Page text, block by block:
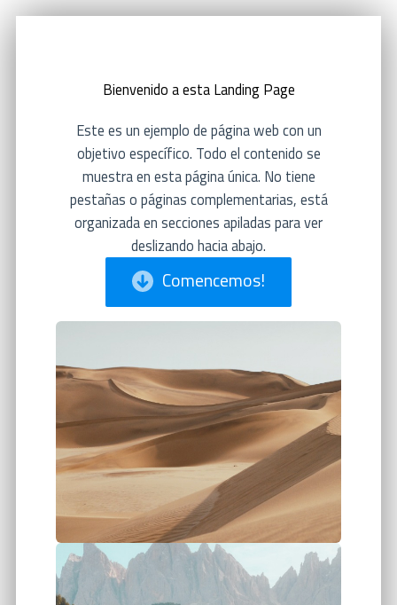
Bienvenido a esta Landing Page
Este es un ejemplo de página web con un
objetivo específico. Todo el contenido se
muestra en esta página única. No tiene
pestañas o páginas complementarias, está
organizada en secciones apiladas para ver
deslizando hacia abajo.
Comencemos!